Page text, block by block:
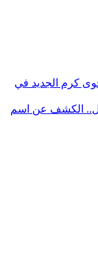
كرم الجديد في
الكشف عن اسم